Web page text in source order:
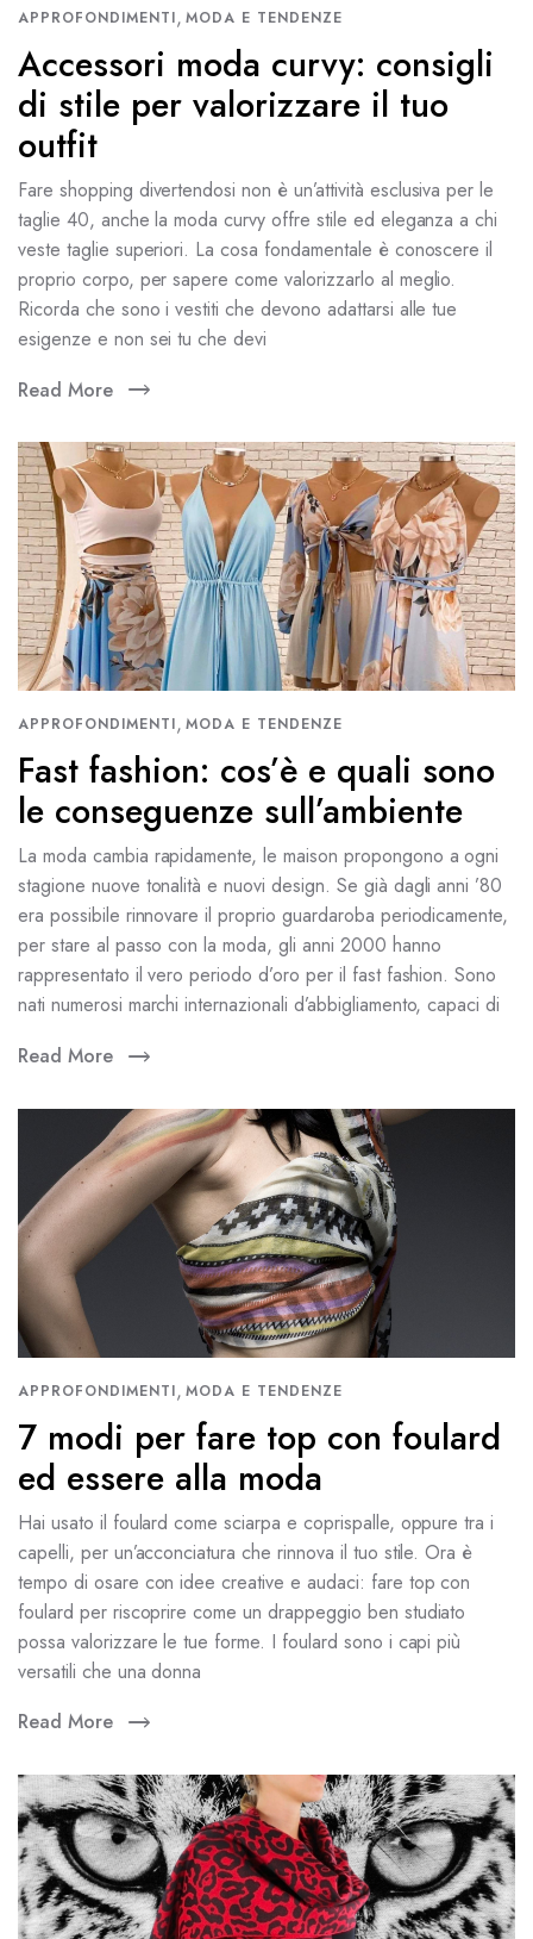
APPROFONDIMENTI, MODA E TENDENZE
Accessori moda curvy: consigli
di stile per valorizzare il tuo
outfit
Fare shopping divertendosi non è un’attività esclusiva per le
taglie 40, anche la moda curvy offre stile ed eleganza a chi
veste taglie superiori. La cosa fondamentale è conoscere il
proprio corpo, per sapere come valorizzarlo al meglio.
Ricorda che sono i vestiti che devono adattarsi alle tue
esigenze e non sei tu che devi
Read More
APPROFONDIMENTI, MODA E TENDENZE
Fast fashion: cos’è e quali sono
le conseguenze sull’ambiente
La moda cambia rapidamente, le maison propongono a ogni
stagione nuove tonalità e nuovi design. Se già dagli anni ’80
era possibile rinnovare il proprio guardaroba periodicamente,
per stare al passo con la moda, gli anni 2000 hanno
rappresentato il vero periodo d’oro per il fast fashion. Sono
nati numerosi marchi internazionali d’abbigliamento, capaci di
Read More
APPROFONDIMENTI, MODA E TENDENZE
7 modi per fare top con foulard
ed essere alla moda
Hai usato il foulard come sciarpa e coprispalle, oppure tra i
capelli, per un’acconciatura che rinnova il tuo stile. Ora è
tempo di osare con idee creative e audaci: fare top con
foulard per riscoprire come un drappeggio ben studiato
possa valorizzare le tue forme. I foulard sono i capi più
versatili che una donna
Read More